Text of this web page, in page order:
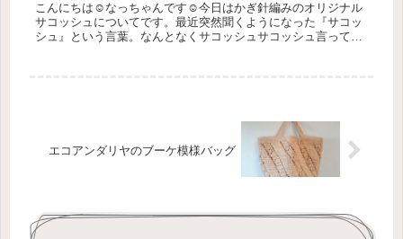
こんにちは☺なっちゃんです☺今日はかぎ針編みのオリジナル
サコッシュについてです。最近突然聞くようになった『サコッ
シュ』という言葉。なんとなくサコッシュサコッシュ言ってま
エコアンダリヤのブーケ模様バッグ